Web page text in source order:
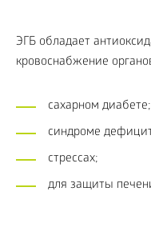
ЭГБ обладает
кровоснабжение
сахарном диабете;
синдроме
стрессах;
для защиты